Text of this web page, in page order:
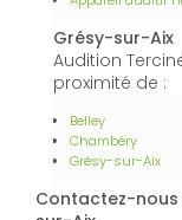
Grésy-sur-Aix
Audition
proximité de :
Belley
Chambéry
Grésy-sur-Aix
Contactez-